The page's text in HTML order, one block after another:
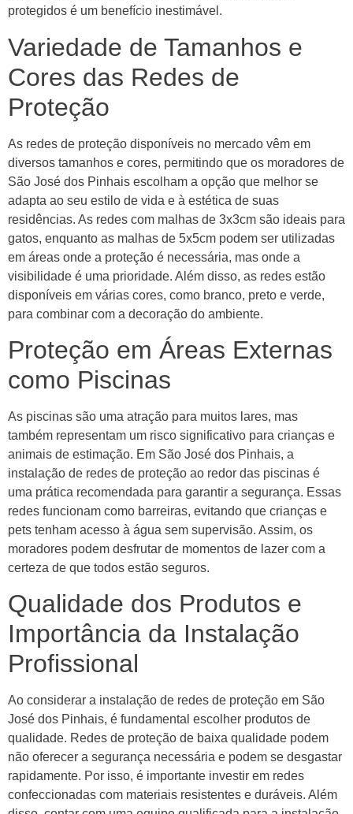
protegidos é um benefício inestimável.
Variedade de Tamanhos e
Cores das Redes de
Proteção
As redes de proteção disponíveis no mercado vêm em
diversos tamanhos e cores, permitindo que os moradores de
São José dos Pinhais escolham a opção que melhor se
adapta ao seu estilo de vida e à estética de suas
residências. As redes com malhas de 3x3cm são ideais para
gatos, enquanto as malhas de 5x5cm podem ser utilizadas
em áreas onde a proteção é necessária, mas onde a
visibilidade é uma prioridade. Além disso, as redes estão
disponíveis em várias cores, como branco, preto e verde,
para combinar com a decoração do ambiente.
Proteção em Áreas Externas
como Piscinas
As piscinas são uma atração para muitos lares, mas
também representam um risco significativo para crianças e
animais de estimação. Em São José dos Pinhais, a
instalação de redes de proteção ao redor das piscinas é
uma prática recomendada para garantir a segurança. Essas
redes funcionam como barreiras, evitando que crianças e
pets tenham acesso à água sem supervisão. Assim, os
moradores podem desfrutar de momentos de lazer com a
certeza de que todos estão seguros.
Qualidade dos Produtos e
Importância da Instalação
Profissional
Ao considerar a instalação de redes de proteção em São
José dos Pinhais, é fundamental escolher produtos de
qualidade. Redes de proteção de baixa qualidade podem
não oferecer a segurança necessária e podem se desgastar
rapidamente. Por isso, é importante investir em redes
confeccionadas com materiais resistentes e duráveis. Além